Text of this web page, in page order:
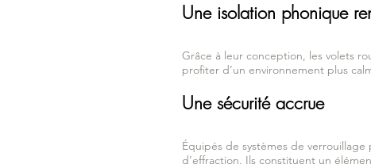
Une isolation phonique
Grâce à leur conception, les volets
profiter d’un environnement plus
Une sécurité accrue
Équipés de systèmes de
d’effraction. Ils constituent un